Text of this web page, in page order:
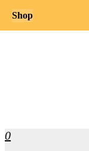
0
Shop